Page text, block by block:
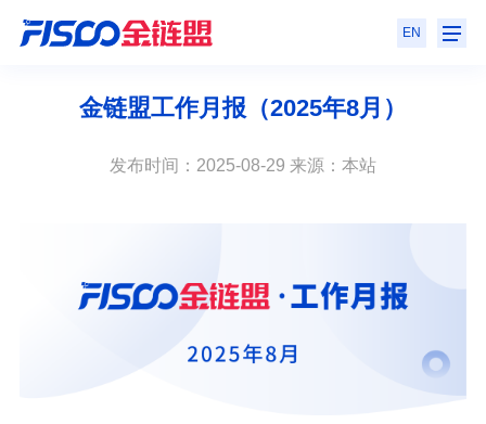
EN
金链盟工作月报（2025年8月）
发布时间：2025-08-29 来源：本站